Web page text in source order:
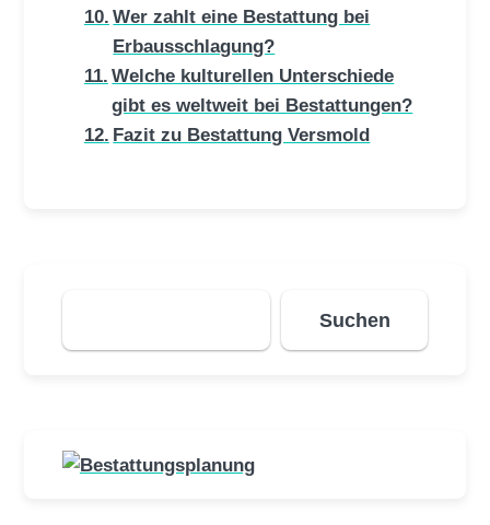
Wer zahlt eine Bestattung bei
Erbausschlagung?
Welche kulturellen Unterschiede
gibt es weltweit bei Bestattungen?
Fazit zu Bestattung Versmold
Suchen
Suchen